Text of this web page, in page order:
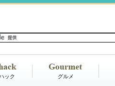
ック グルメ